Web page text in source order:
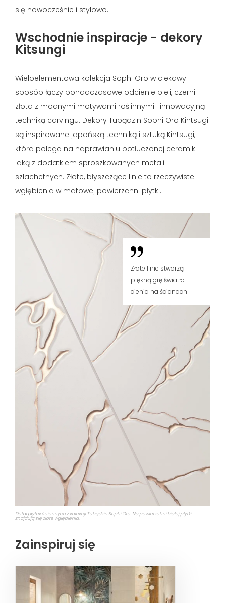
się nowocześnie i stylowo.
Wschodnie inspiracje - dekory
Kitsungi
Wieloelementowa kolekcja Sophi Oro w ciekawy
sposób łączy ponadczasowe odcienie bieli, czerni i
złota z modnymi motywami roślinnymi i innowacyjną
techniką carvingu. Dekory Tubądzin Sophi Oro Kintsugi
są inspirowane japońską techniką i sztuką Kintsugi,
która polega na naprawianiu potłuczonej ceramiki
laką z dodatkiem sproszkowanych metali
szlachetnych. Złote, błyszczące linie to rzeczywiste
wgłębienia w matowej powierzchni płytki.
Detal płytek ściennych z kolekcji Tubądzin Sophi Oro. Na powierzchni białej płytki
znajdują się złote wgłębienia.
Złote linie stworzą
piękną grę światła i
cienia na ścianach
Zainspiruj się